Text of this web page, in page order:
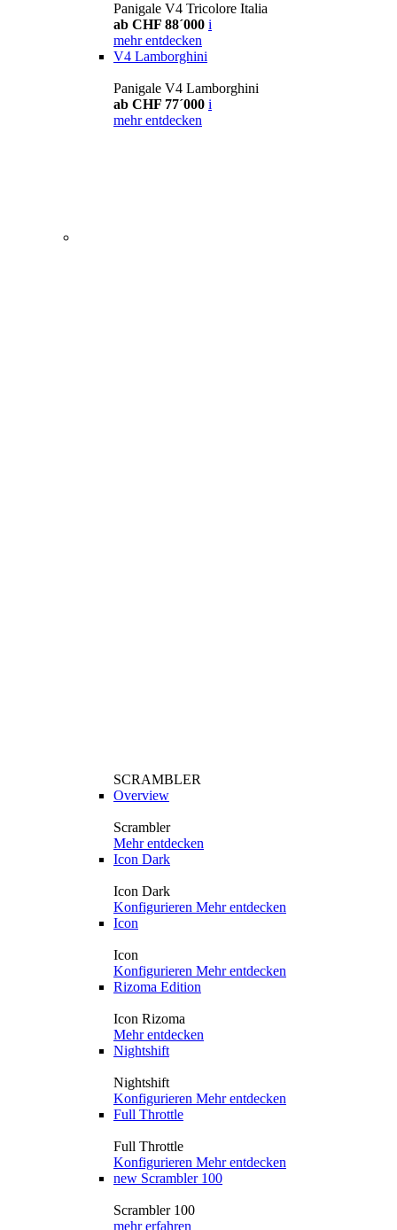
Panigale V4 Tricolore Italia
ab CHF 88´000 i
mehr entdecken
V4 Lamborghini
Panigale V4 Lamborghini
ab CHF 77´000 i
mehr entdecken
SCRAMBLER
Overview
Scrambler
Mehr entdecken
Icon Dark
Icon Dark
Konfigurieren Mehr entdecken
Icon
Icon
Konfigurieren Mehr entdecken
Rizoma Edition
Icon Rizoma
Mehr entdecken
Nightshift
Nightshift
Konfigurieren Mehr entdecken
Full Throttle
Full Throttle
Konfigurieren Mehr entdecken
new Scrambler 100
Scrambler 100
mehr erfahren